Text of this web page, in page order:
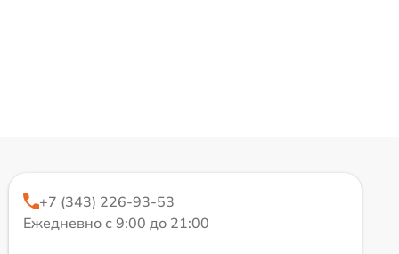
+7 (343) 226-93-53
Ежедневно с 9:00 до 21:00